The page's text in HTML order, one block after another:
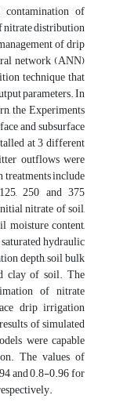
of
nitrate distribution
of drip
network (ANN)
technique that
parameters. In
the Experiments
and subsurface
at 3 different
outflows were
treatments include
250 and 375
nitrate of soil,
moisture content,
hydraulic
depth, soil bulk
clay of soil. The
of nitrate
drip irrigation
of simulated
were capable
The values of
and 0.8-0.96 for